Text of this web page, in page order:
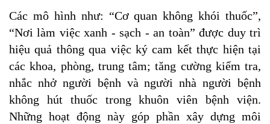
Các mô hình như: “Cơ quan không khói thuốc”,
“Nơi làm việc xanh - sạch - an toàn” được duy trì
hiệu quả thông qua việc ký cam kết thực hiện tại
các khoa, phòng, trung tâm; tăng cường kiểm tra,
nhắc nhở người bệnh và người nhà người bệnh
không hút thuốc trong khuôn viên bệnh viện.
Những hoạt động này góp phần xây dựng môi